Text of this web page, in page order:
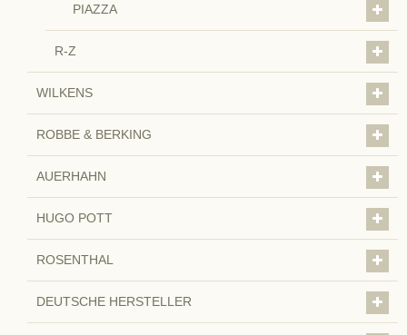
PIAZZA
R-Z
WILKENS
ROBBE & BERKING
AUERHAHN
HUGO POTT
ROSENTHAL
DEUTSCHE HERSTELLER